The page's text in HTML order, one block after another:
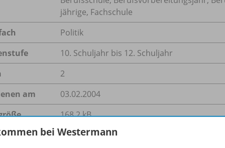
jährige, Fachschule
Politik
10. Schuljahr bis 12. Schuljahr
2
am
03.02.2004
168,2 kB
PDF-Dokument
bei Westermann